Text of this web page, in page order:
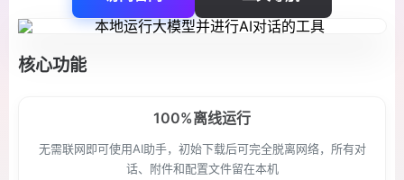
核心功能
100%离线运行
无需联网即可使用AI助手，初始下载后可完全脱离网络，所有对
话、附件和配置文件留在本机